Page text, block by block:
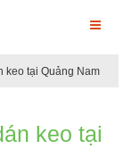
keo tại Quảng Nam
keo tại